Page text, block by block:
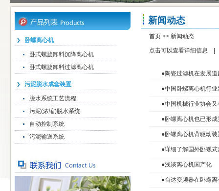
卧螺离心机
卧式螺旋卸料沉降离心机
卧式螺旋卸料过滤离心机
污泥脱水成套装置
脱水系统工艺流程
污泥(浓缩)脱水系统
自动控制系统
污泥输送系统
新闻动态
首页 >> 新闻动态
点击可以查看详细信
●陶瓷过滤机在发展
●中国卧螺离心机行业
●中国机械行业协会又
●卧螺离心机也已形
●卧螺离心机背驱动
●详细了解国外卧螺
●浅谈离心机国产化
●台达变频器在卧螺